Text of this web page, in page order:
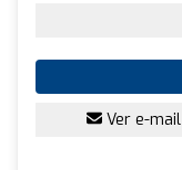
Ver e-mail